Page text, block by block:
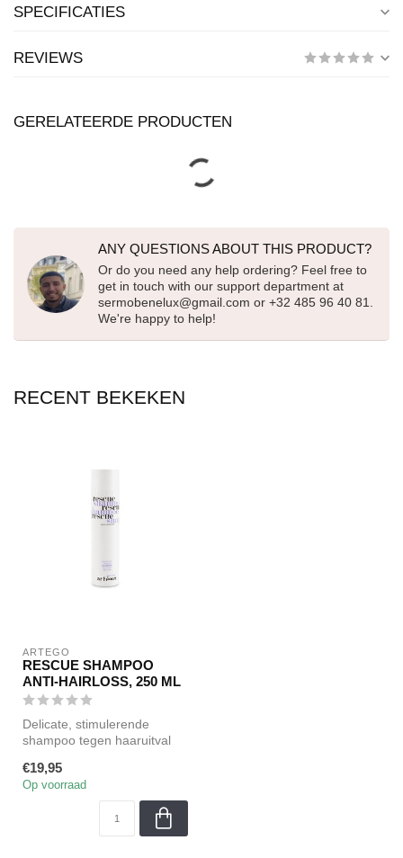
SPECIFICATIES
REVIEWS
GERELATEERDE PRODUCTEN
ANY QUESTIONS ABOUT THIS PRODUCT?
Or do you need any help ordering? Feel free to
get in touch with our support department at
sermobenelux@gmail.com or +32 485 96 40 81.
We're happy to help!
RECENT BEKEKEN
ARTEGO
RESCUE SHAMPOO
ANTI-HAIRLOSS, 250 ML
Delicate, stimulerende
shampoo tegen haaruitval
geble...
€19,95
Op voorraad